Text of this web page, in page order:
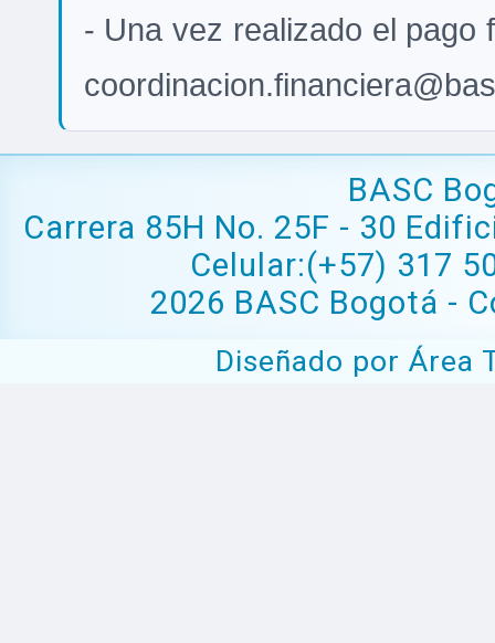
- Una vez realizado el pago
BASC
Carrera 85H No. 25F - 30
Celular:(+57) 317
2026 BASC Bogotá -
Diseñado por Área